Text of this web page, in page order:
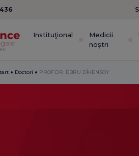
Instituţional
Medicii
noștri
Doctori PROF.DR. EBRU DİKENSOY